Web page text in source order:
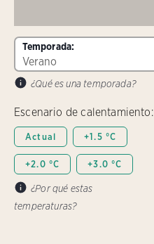
Temporada:
¿Qué es una temporada?
Escenario de calentamiento:
Actual +1.5 °C
+2.0 °C +3.0 °C
¿Por qué estas
temperaturas?